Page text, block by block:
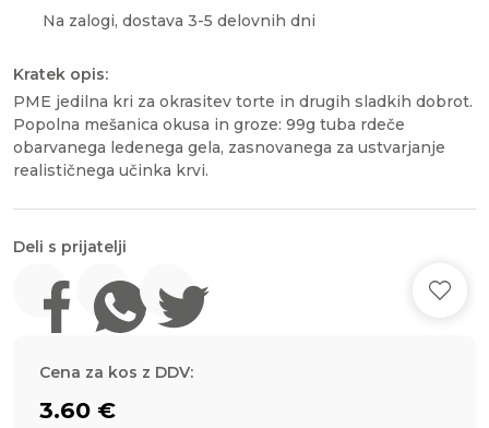
Na zalogi, dostava 3-5 delovnih dni
Kratek opis:
PME jedilna kri za okrasitev torte in drugih sladkih dobrot.
Popolna mešanica okusa in groze: 99g tuba rdeče
obarvanega ledenega gela, zasnovanega za ustvarjanje
realističnega učinka krvi.
Deli s prijatelji
Cena za kos z DDV:
3.60 €